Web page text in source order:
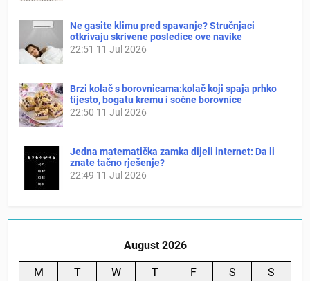
Ne gasite klimu pred spavanje? Stručnjaci
otkrivaju skrivene posledice ove navike
22:51 11 Jul 2026
Brzi kolač s borovnicama:kolač koji spaja prhko
tijesto, bogatu kremu i sočne borovnice
22:50 11 Jul 2026
Jedna matematička zamka dijeli internet: Da li
znate tačno rješenje?
22:49 11 Jul 2026
August 2026
M T W T F S S